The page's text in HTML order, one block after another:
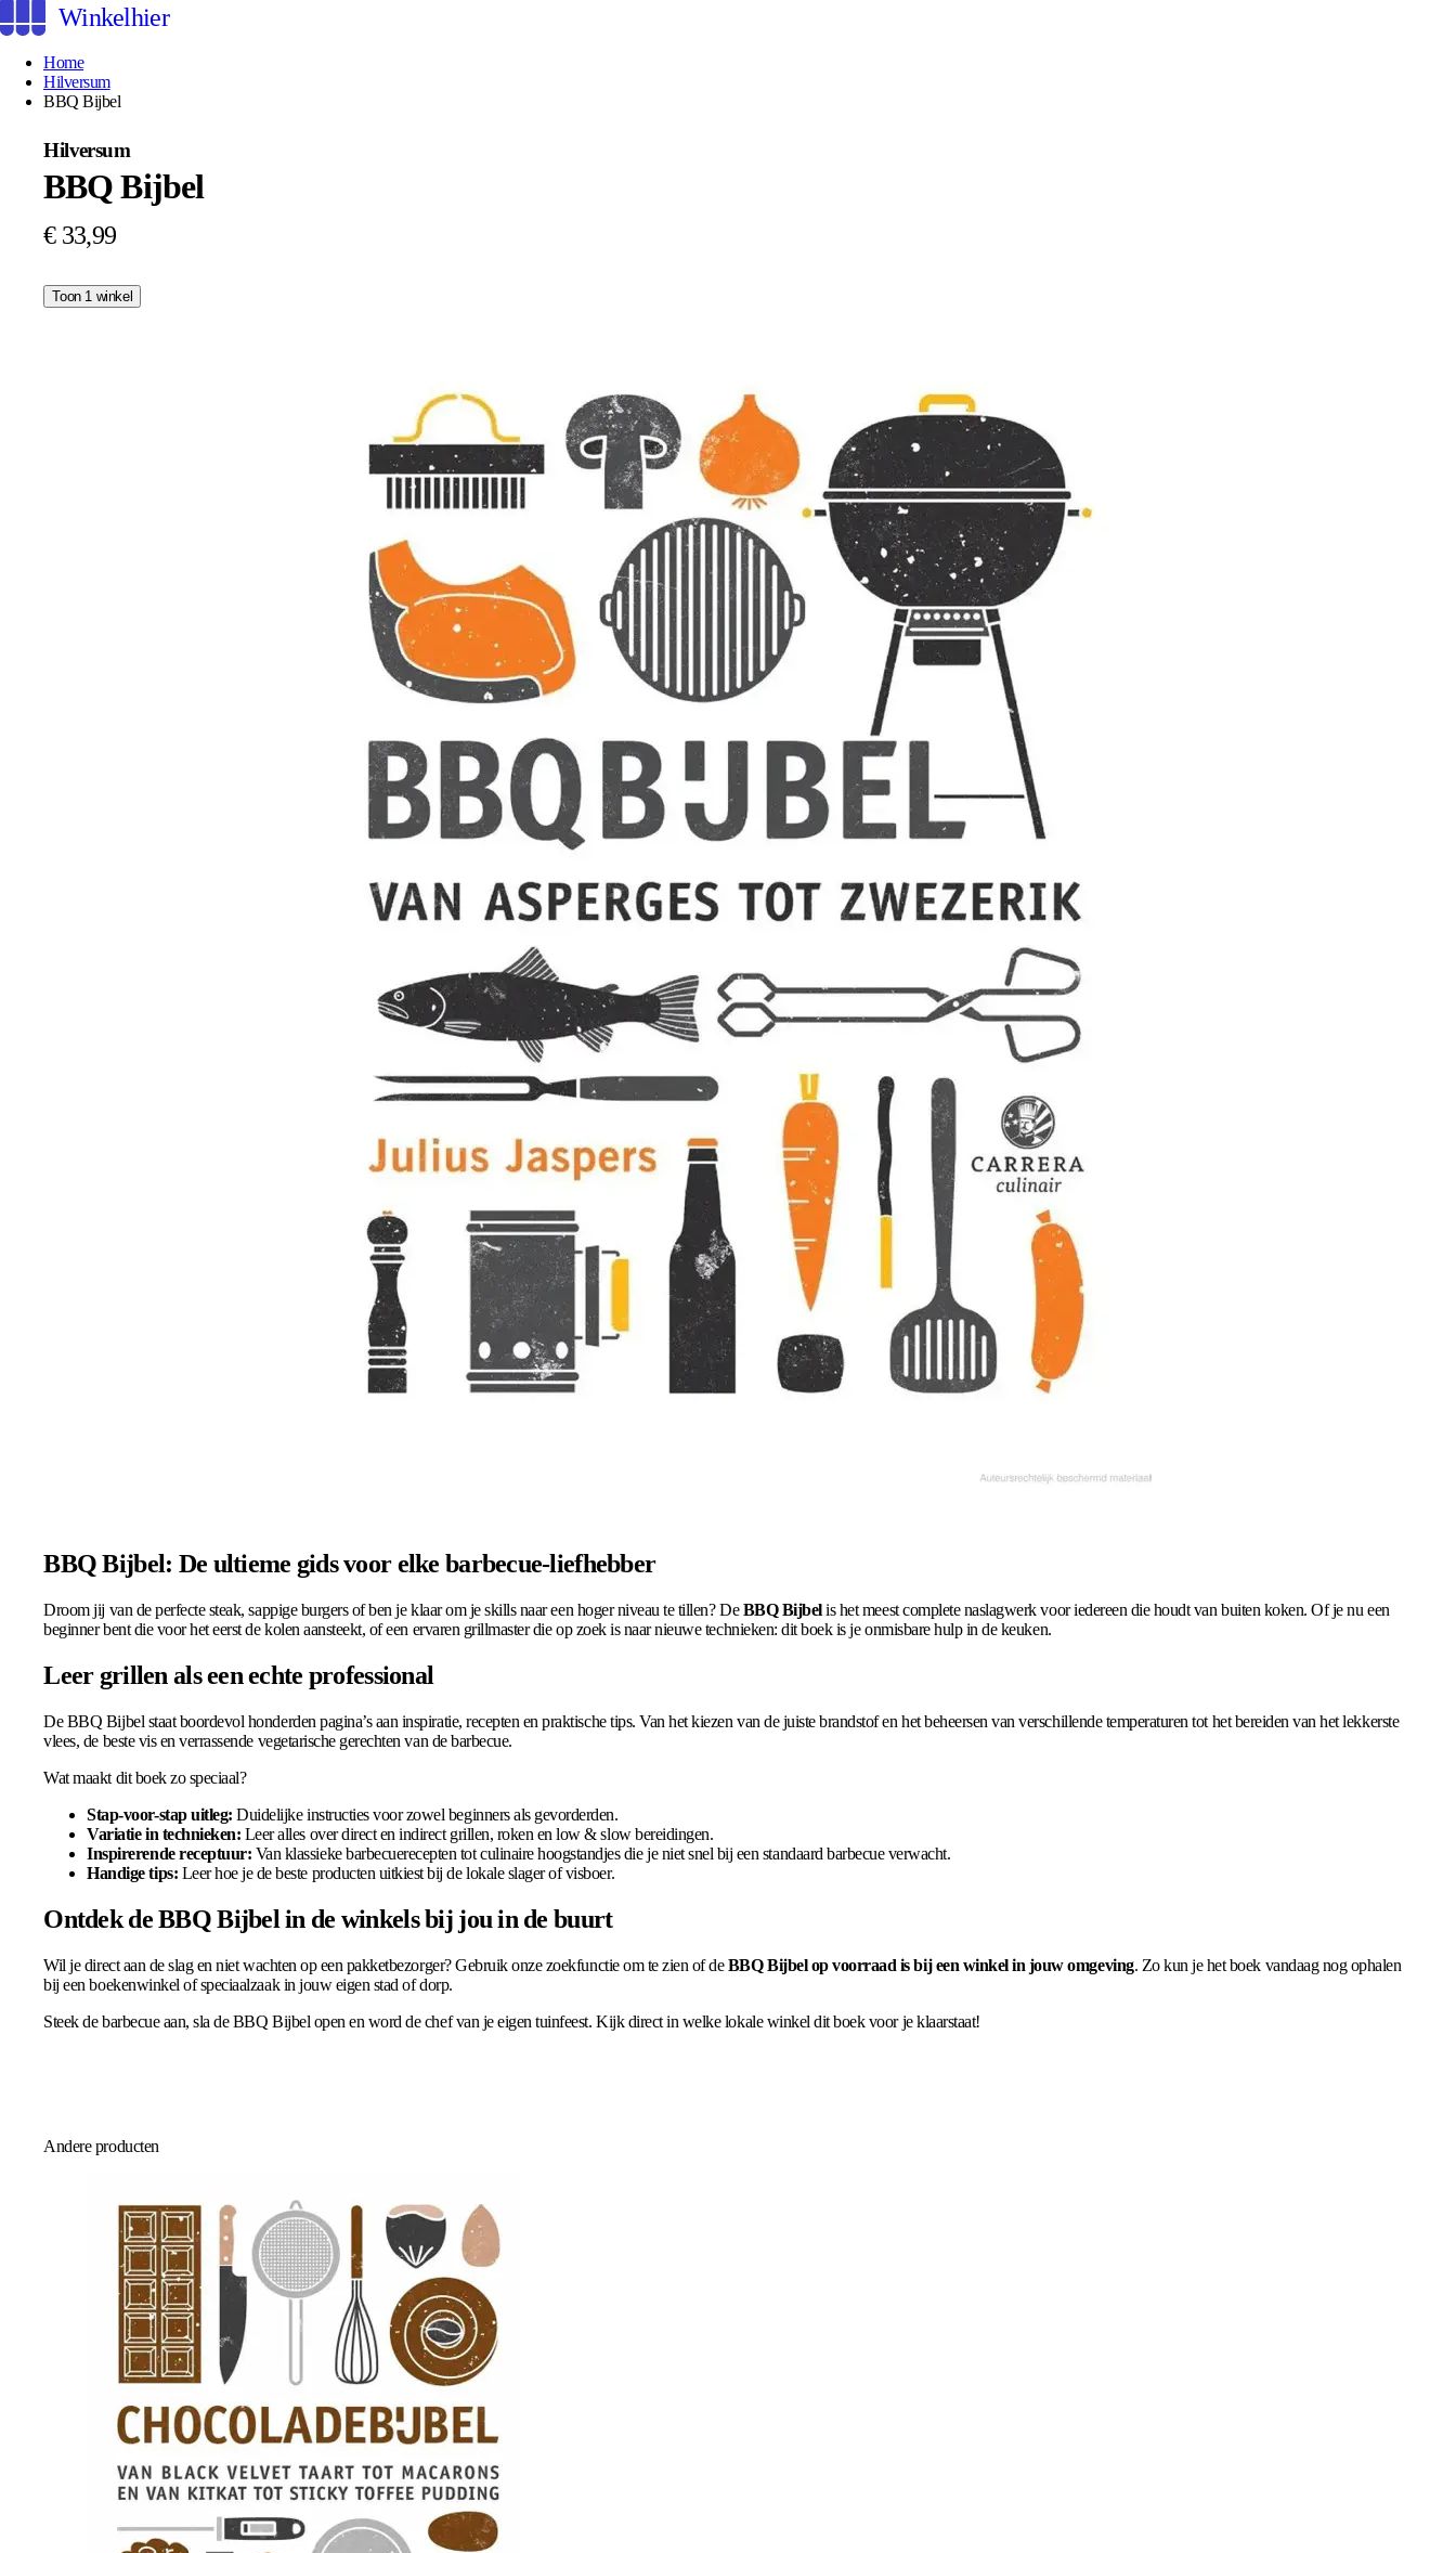
Winkelhier
Home
Hilversum
BBQ Bijbel
Hilversum
BBQ Bijbel
€ 33,99
Toon 1 winkel
BBQ Bijbel: De ultieme gids voor elke barbecue-liefhebber
Droom jij van de perfecte steak, sappige burgers of ben je klaar om je skills naar een hoger niveau te tillen? DeBBQ Bijbelis het meest complete naslagwerk voor iedereen die houdt van buiten koken. Of je nu een
beginner bent die voor het eerst de kolen aansteekt, of een ervaren grillmaster die op zoek is naar nieuwe technieken: dit boek is je onmisbare hulp in de keuken.
Leer grillen als een echte professional
De BBQ Bijbel staat boordevol honderden pagina’s aan inspiratie, recepten en praktische tips. Van het kiezen van de juiste brandstof en het beheersen van verschillende temperaturen tot het bereiden van het lekkerste
vlees, de beste vis en verrassende vegetarische gerechten van de barbecue.
Wat maakt dit boek zo speciaal?
Stap-voor-stap uitleg: Duidelijke instructies voor zowel beginners als gevorderden.
Variatie in technieken: Leer alles over direct en indirect grillen, roken en low & slow bereidingen.
Inspirerende receptuur: Van klassieke barbecuerecepten tot culinaire hoogstandjes die je niet snel bij een standaard barbecue verwacht.
Handige tips: Leer hoe je de beste producten uitkiest bij de lokale slager of visboer.
Ontdek de BBQ Bijbel in de winkels bij jou in de buurt
Wil je direct aan de slag en niet wachten op een pakketbezorger? Gebruik onze zoekfunctie om te zien of deBBQ Bijbel op voorraad is bij een winkel in jouw omgeving. Zo kun je het boek vandaag nog ophalen
bij een boekenwinkel of speciaalzaak in jouw eigen stad of dorp.
Steek de barbecue aan, sla de BBQ Bijbel open en word de chef van je eigen tuinfeest. Kijk direct in welke lokale winkel dit boek voor je klaarstaat!
Andere producten